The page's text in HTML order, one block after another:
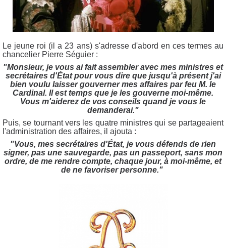
Le jeune roi (il a 23 ans) s'adresse d'abord en ces termes au
chancelier Pierre Séguier :
"Monsieur, je vous ai fait assembler avec mes ministres et
secrétaires d'État pour vous dire que jusqu'à présent j'ai
bien voulu laisser gouverner mes affaires par feu M. le
Cardinal. Il est temps que je les gouverne moi-même.
Vous m'aiderez de vos conseils quand je vous le
demanderai."
Puis, se tournant vers les quatre ministres qui se partageaient
l'administration des affaires, il ajouta :
"Vous, mes secrétaires d'État, je vous défends de rien
signer, pas une sauvegarde, pas un passeport, sans mon
ordre, de me rendre compte, chaque jour, à moi-même, et
de ne favoriser personne."